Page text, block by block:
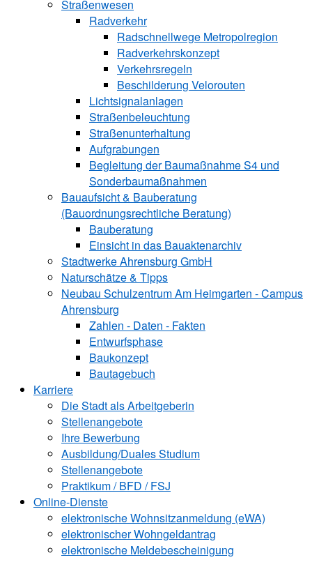
Straßenwesen
Radverkehr
Radschnellwege Metropolregion
Radverkehrskonzept
Verkehrsregeln
Beschilderung Velorouten
Lichtsignalanlagen
Straßenbeleuchtung
Straßenunterhaltung
Aufgrabungen
Begleitung der Baumaßnahme S4 und
Sonderbaumaßnahmen
Bauaufsicht & ­Bauberatung
(Bauordnungsrechtliche Beratung)
Bauberatung
Einsicht in das Bauaktenarchiv
Stadtwerke ­Ahrensburg GmbH
Naturschätze & Tipps
Neubau Schulzentrum Am Heimgarten - Campus
Ahrensburg
Zahlen - Daten - Fakten
Entwurfsphase
Baukonzept
Bautagebuch
Karriere
Die Stadt als Arbeitgeberin
Stellenangebote
Ihre Bewerbung
Ausbildung/Duales Studium
Stellenangebote
Praktikum / BFD / FSJ
Online-Dienste
elektronische Wohnsitzanmeldung (eWA)
elektronischer Wohngeldantrag
elektronische Meldebescheinigung